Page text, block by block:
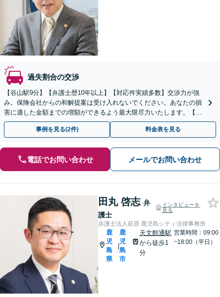
過失割合の交渉
【谷山駅9分】【弁護士歴10年以上】【対応件実績多数】交渉力が強
み。保険会社からの和解提案は受け入れないでください。あなたの損
害に適した金額までの増額ができるよう最大限尽力いたします。【初
回相談無料】【夜間・休日相談可】
事例を見る(2件) 料金表を見る
電話でお問い合わせ メールでお問い合わせ
田丸 啓志 弁
護士
インタビューを
見る
弁護士法人萩原 鹿児島シティ法律事務所
鹿
児
島
県
|
鹿
児
島
市
天文館通駅
から徒歩1
分
営業時間：09:00
~18:00（平日）